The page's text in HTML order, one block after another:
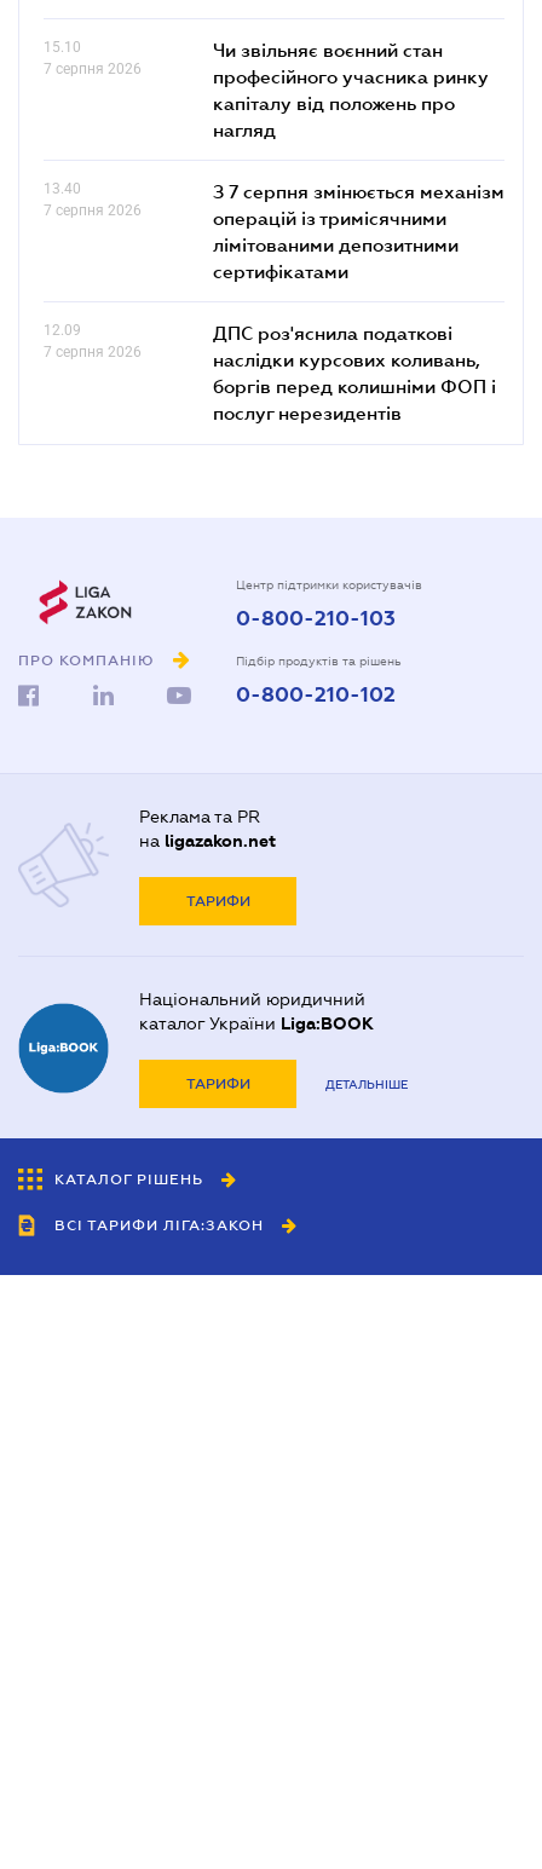
15.10
7 серпня 2026
Чи звільняє воєнний стан
професійного учасника ринку
капіталу від положень про
нагляд
13.40
7 серпня 2026
З 7 серпня змінюється механізм
операцій із тримісячними
лімітованими депозитними
сертифікатами
12.09
7 серпня 2026
ДПС роз'яснила податкові
наслідки курсових коливань,
боргів перед колишніми ФОП і
послуг нерезидентів
ПРО КОМПАНІЮ
Центр підтримки користувачів
0-800-210-103
Підбір продуктів та рішень
0-800-210-102
Реклама та PR
на ligazakon.net
ТАРИФИ
Національний юридичний
каталог України Liga:BOOK
ТАРИФИ ДЕТАЛЬНІШЕ
КАТАЛОГ РІШЕНЬ
ВСІ ТАРИФИ ЛІГА:ЗАКОН